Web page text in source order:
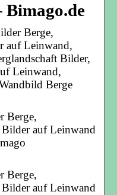
Bimago.de
Berge,
auf Leinwand,
Bilder,
Leinwand,
Berge
Berge,
auf Leinwand
Berge,
auf Leinwand